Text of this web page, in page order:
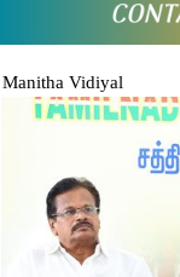
Manitha Vidiyal